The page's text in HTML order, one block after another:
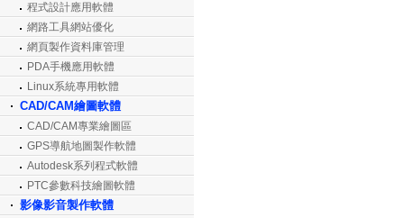
程式設計應用軟體
網路工具網站優化
網頁製作資料庫管理
PDA手機應用軟體
Linux系統專用軟體
CAD/CAM繪圖軟體
CAD/CAM專業繪圖區
GPS導航地圖製作軟體
Autodesk系列程式軟體
PTC參數科技繪圖軟體
影像影音製作軟體